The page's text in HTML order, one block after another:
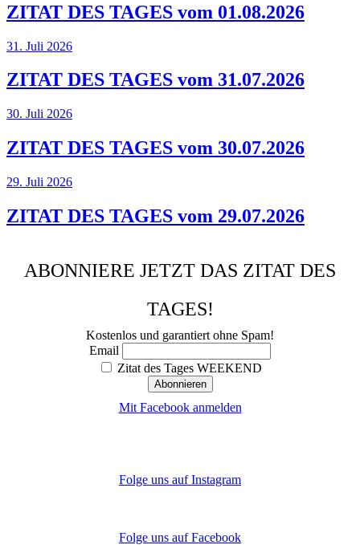
ZITAT DES TAGES vom 01.08.2026
31. Juli 2026
ZITAT DES TAGES vom 31.07.2026
30. Juli 2026
ZITAT DES TAGES vom 30.07.2026
29. Juli 2026
ZITAT DES TAGES vom 29.07.2026
ABONNIERE JETZT DAS ZITAT DES
TAGES!
Kostenlos und garantiert ohne Spam!
Email
Zitat des Tages WEEKEND
Mit Facebook anmelden
Folge uns auf Instagram
Folge uns auf Facebook